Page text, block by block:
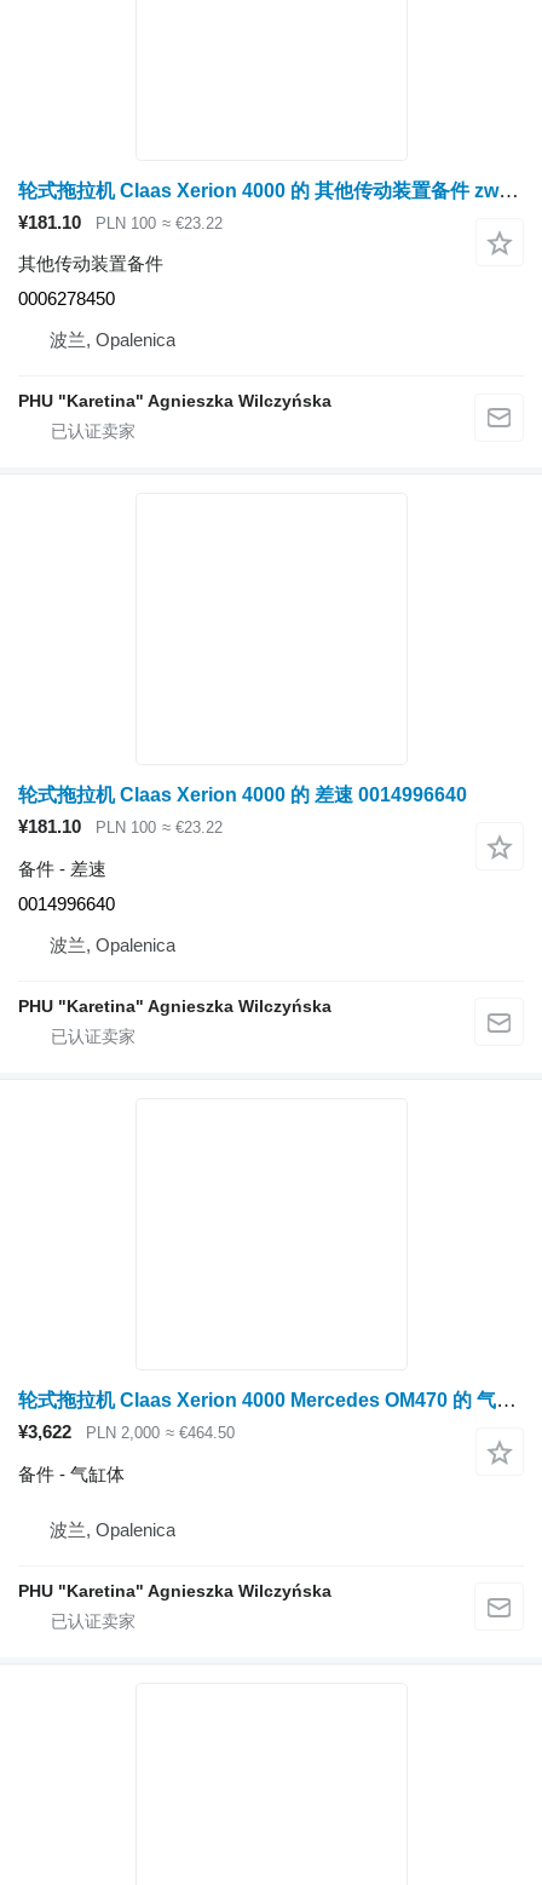
轮式拖拉机 Claas Xerion 4000 的 其他传动装置备件 zwrotnica – obudowa łoźyska 0006278450
¥181.10 PLN 100 ≈ €23.22
其他传动装置备件
0006278450
波兰, Opalenica
PHU "Karetina" Agnieszka Wilczyńska
轮式拖拉机 Claas Xerion 4000 的 差速 0014996640
¥181.10
PLN 100 ≈ €23.22
备件 - 差速
0014996640
波兰, Opalenica
PHU "Karetina" Agnieszka Wilczyńska
轮式拖拉机 Claas Xerion 4000 Mercedes OM470 的 气缸体
¥3,622 PLN 2,000 ≈ €464.50
备件 - 气缸体
波兰, Opalenica
PHU "Karetina" Agnieszka Wilczyńska